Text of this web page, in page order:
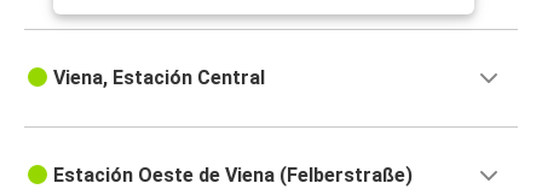
Viena, Estación Central
Estación Oeste de Viena (Felberstraße)